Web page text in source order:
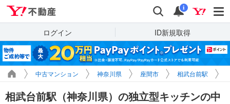
検索 通知
i
ログイン ID新規取得
中古マンション 神奈川県 座間市 相武台前駅
相武台前駅（神奈川県）の独立型キッチンの中